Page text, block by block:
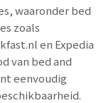
waaronder bed
zoals
en Expedia
van bed and
eenvoudig